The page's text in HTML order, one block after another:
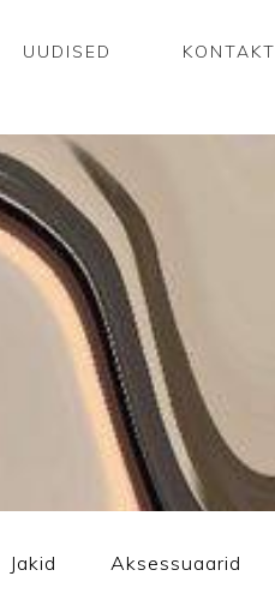
UUDISED KONTAKT
Jakid Aksessuaarid